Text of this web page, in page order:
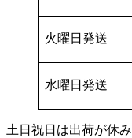
火曜日発送
水曜日発送
土日祝日は出荷が休み